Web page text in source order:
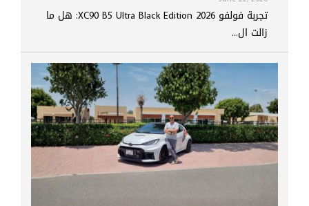
تجربة فولفو XC90 B5 Ultra Black Edition 2026: هل ما
زالت ال...